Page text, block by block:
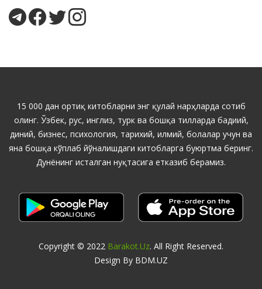
15 000 дан ортиқ китобларни энг қулай нарҳларда сотиб
олинг. Ўзбек, рус, инглиз, турк ва бошқа тилларда бадиий,
диний, бизнес, психология, тарихий, илмий, болалар учун ва
яна бошқа кўплаб йўналишдаги китобларга буюртма беринг.
Дунёнинг исталган нуқтасига етказиб берамиз.
Copyright © 2022 Barakot.uz. All Right Reserved.
Design By BDM.UZ